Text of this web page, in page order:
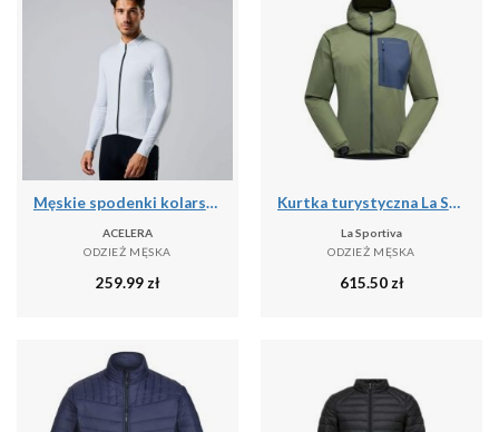
Męskie spodenki kolarskie do kolarstwa górskiego
ACELERA
ODZIEŻ MĘSKA
259.99 zł
Kurtka turystyczna La Sportiva Wall Breeze Stretch
La Sportiva
ODZIEŻ MĘSKA
615.50 zł